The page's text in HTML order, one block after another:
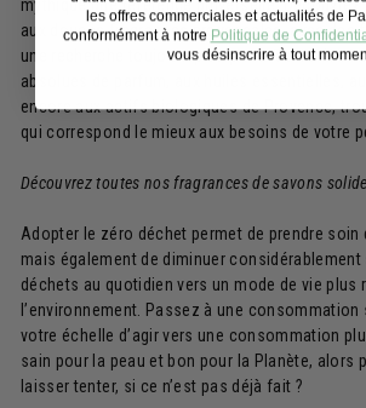
mythique une référence universelle. Découvrez
aux douces fragrances provençales, avec des
une recherche toujours plus poussée sur les
absolues de parfum, aux huiles essentielles, au
encore aux actifs biologiques de Provence,
qui correspond le mieux aux besoins de votre
Découvrez toutes nos fragrances de savons
Adopter le zéro déchet permet de prendre soin
mais également de diminuer considérablement
déchets au quotidien vers un mode de vie plus
l’environnement. Passez à une consommation
votre échelle d’agir vers une consommation
sain pour la peau et bon pour la Planète, alors
laisser tenter, si ce n’est pas déjà fait ?
les offres commerciales et actualités de
conformément à notre Politique de
vous désinscrire à tout